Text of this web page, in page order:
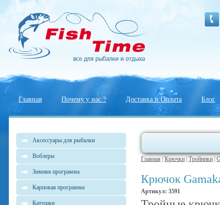
Главная Почему у нас ? Доставка и Оплата Блог
Аксессуары для рыбалки
Воблеры
Зимняя программа
Карповая программа
Катушки
Главная Крючки Тройники
Крючок
Артикул: 3591